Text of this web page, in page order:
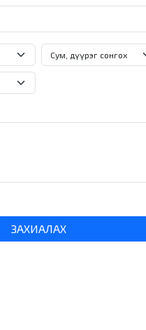
ЗАХИАЛАХ